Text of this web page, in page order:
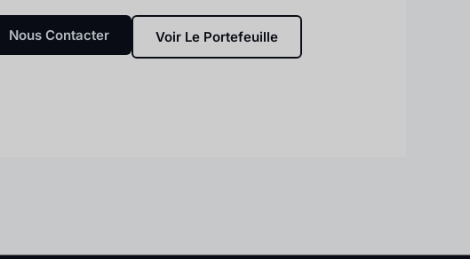
Nous Contacter Voir Le Portefeuille